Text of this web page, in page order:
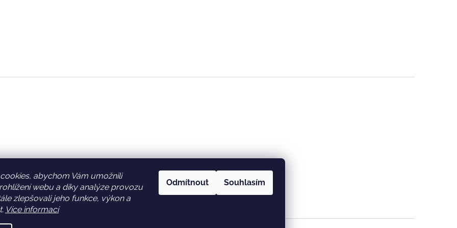
abychom Vám umožnili
webu a díky analýze provozu
zlepšovali jeho funkce, výkon a
Více informací
Odmítnout Souhlasím
Facebook Věrnostní slevy